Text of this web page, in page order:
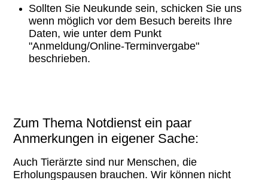
Sollten Sie Neukunde sein, schicken Sie uns
wenn möglich vor dem Besuch bereits Ihre
Daten, wie unter dem Punkt
"Anmeldung/Online-Terminvergabe"
beschrieben.
Zum Thema Notdienst ein paar
Anmerkungen in eigener Sache:
Auch Tierärzte sind nur Menschen, die
Erholungspausen brauchen. Wir können nicht